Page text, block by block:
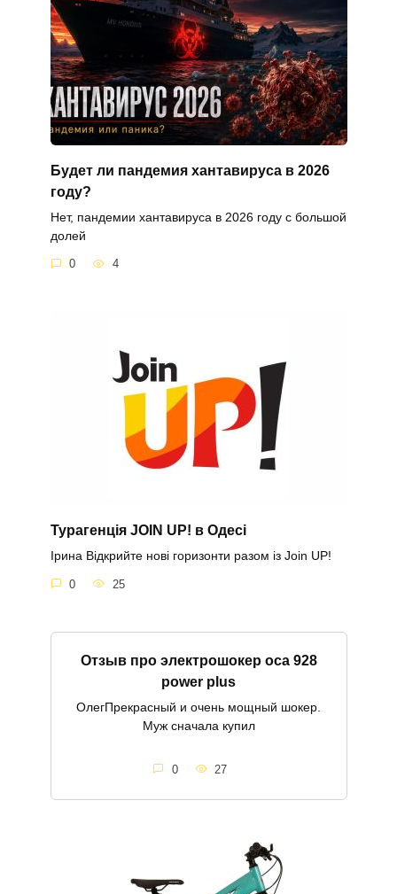
Будет ли пандемия хантавируса в 2026
году?
Нет, пандемии хантавируса в 2026 году с большой
долей
0 4
Турагенція JOIN UP! в Одесі
Ірина Відкрийте нові горизонти разом із Join UP!
0 25
Отзыв про электрошокер оса 928
power plus
ОлегПрекрасный и очень мощный шокер.
Муж сначала купил
0 27